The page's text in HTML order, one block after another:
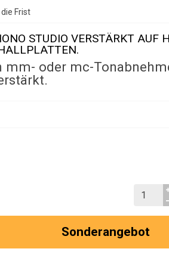
Frist
STUDIO VERSTÄRKT AUF
mm- oder mc-
Sonderangebot